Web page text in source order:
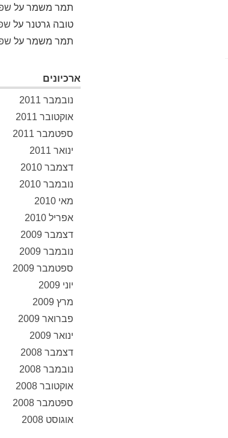
תמר משמר על
טובה גרטנר על
תמר משמר על
ארכיונים
נובמבר 2011
אוקטובר 2011
ספטמבר 2011
ינואר 2011
דצמבר 2010
נובמבר 2010
מאי 2010
אפריל 2010
דצמבר 2009
נובמבר 2009
ספטמבר 2009
יוני 2009
מרץ 2009
פברואר 2009
ינואר 2009
דצמבר 2008
נובמבר 2008
אוקטובר 2008
ספטמבר 2008
אוגוסט 2008